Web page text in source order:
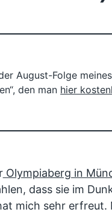
August-Folge
den man hier
Olympiaberg in
dass sie im
mich sehr erfreut.